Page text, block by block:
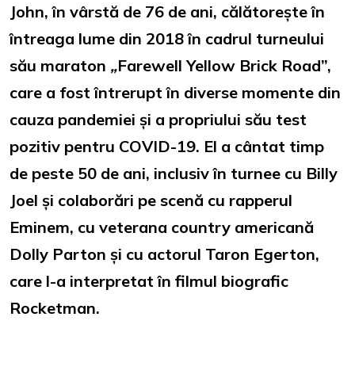
John, în vârstă de 76 de ani, călătorește în
întreaga lume din 2018 în cadrul turneului
său maraton „Farewell Yellow Brick Road”,
care a fost întrerupt în diverse momente din
cauza pandemiei și a propriului său test
pozitiv pentru COVID-19. El a cântat timp
de peste 50 de ani, inclusiv în turnee cu Billy
Joel și colaborări pe scenă cu rapperul
Eminem, cu veterana country americană
Dolly Parton și cu actorul Taron Egerton,
care l-a interpretat în filmul biografic
Rocketman.